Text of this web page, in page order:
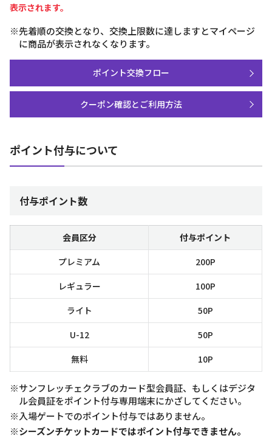
表示されます。
※先着順の交換となり、交換上限数に達しますとマイページ
に商品が表示されなくなります。
ポイント交換フロー
クーポン確認とご利用方法
ポイント付与について
付与ポイント数
会員区分
付与ポイント
プレミアム
200P
レギュラー
100P
ライト
50P
U-12
50P
無料
10P
※サンフレッチェクラブのカード型会員証、もしくはデジタ
ル会員証をポイント付与専用端末にかざしてください。
※入場ゲートでのポイント付与ではありません。
※シーズンチケットカードではポイント付与できません。